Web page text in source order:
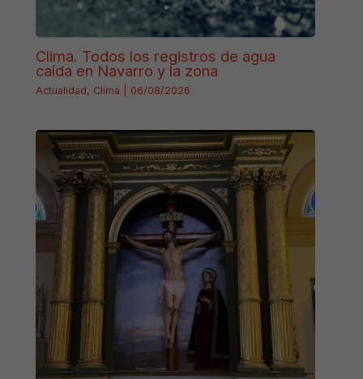
Clima. Todos los registros de agua
caída en Navarro y la zona
Actualidad, Clima 06/08/2026